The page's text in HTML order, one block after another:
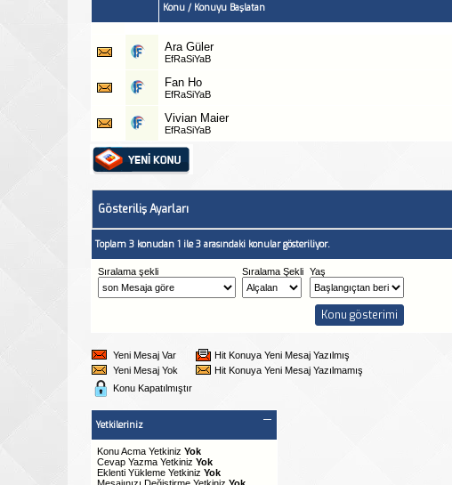
Konu/ Konuyu Başlatan
Ara Güler
EfRaSiYaB
Fan Ho
EfRaSiYaB
Vivian Maier
EfRaSiYaB
Gösteriliş Ayarları
Toplam 3 konudan 1 ile 3 arasındaki konular gösteriliyor.
Sıralama şekli Sıralama Şekli Yaş
Yeni Mesaj Var
Hit Konuya Yeni Mesaj Yazılmış
Yeni Mesaj Yok
Hit Konuya Yeni Mesaj Yazılmamış
Konu Kapatılmıştır
Yetkileriniz
Konu Acma Yetkiniz Yok
Cevap Yazma Yetkiniz Yok
Eklenti Yükleme Yetkiniz Yok